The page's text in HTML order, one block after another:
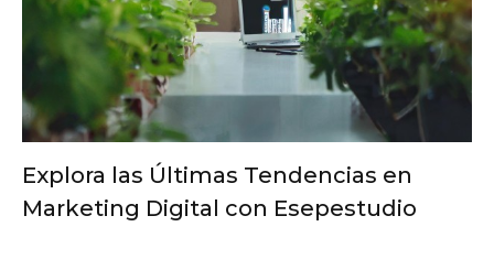
Explora las Últimas Tendencias en
Marketing Digital con Esepestudio